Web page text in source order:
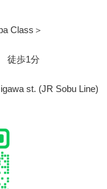
Class＞
徒歩1分
st. (JR Sobu Line)